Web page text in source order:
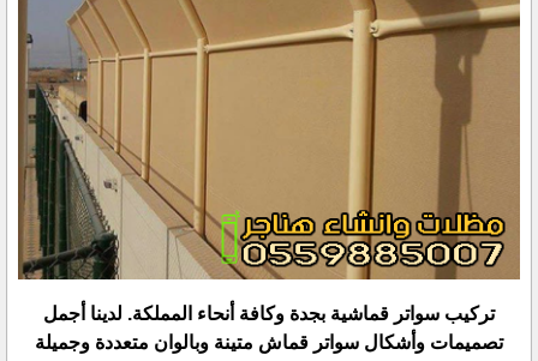
تركيب سواتر قماشية بجدة وكافة أنحاء المملكة. لدينا أجمل
تصميمات وأشكال سواتر قماش متينة وبالوان متعددة وجميلة